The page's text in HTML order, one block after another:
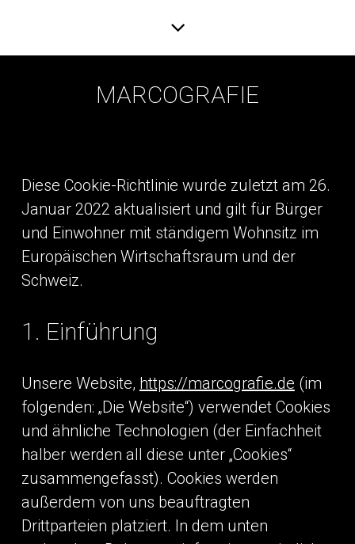
MARCOGRAFIE
Diese Cookie-Richtlinie wurde zuletzt am 26.
Januar 2022 aktualisiert und gilt für Bürger
und Einwohner mit ständigem Wohnsitz im
Europäischen Wirtschaftsraum und der
Schweiz.
1. Einführung
Unsere Website, https://marcografie.de (im
folgenden: „Die Website“) verwendet Cookies
und ähnliche Technologien (der Einfachheit
halber werden all diese unter „Cookies“
zusammengefasst). Cookies werden
außerdem von uns beauftragten
Drittparteien platziert. In dem unten